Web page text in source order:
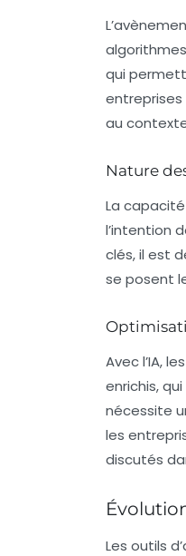
qui
au
Nature
La capacité
l’intention
clés, il est
se posent
Avec l’IA,
enrichis,
nécessite
les
discutés
Les outils